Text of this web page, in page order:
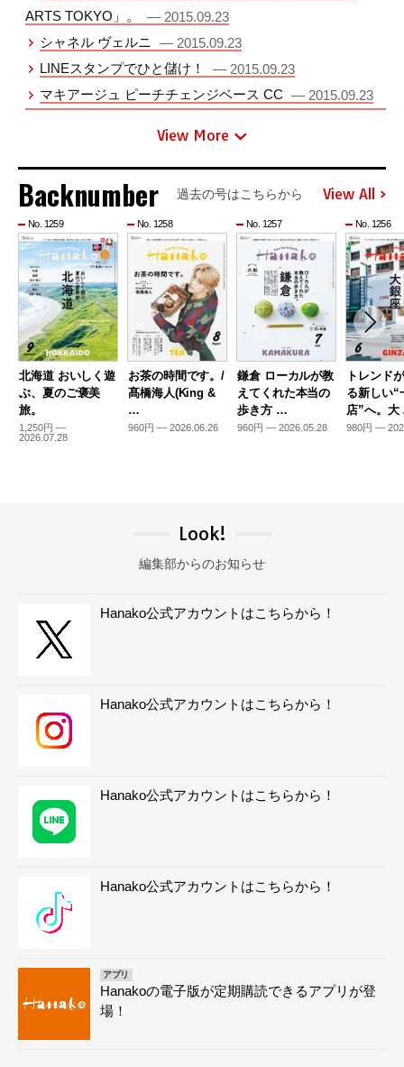
ARTS TOKYO」。
— 2015.09.23
シャネル ヴェルニ — 2015.09.23
LINEスタンプでひと儲け！
— 2015.09.23
マキアージュ ピーチチェンジベース CC — 2015.09.23
View More
Backnumber 過去の号はこちらから View All
No. 1259
北海道 おいしく遊
ぶ、夏のご褒美
旅。
1,250円 —
2026.07.28
No. 1258
お茶の時間です。/
髙橋海人(King &
…
960円 — 2026.06.26
No. 1257
鎌倉 ローカルが教
えてくれた本当の
歩き方 …
960円 — 2026.05.28
No. 1256
トレンド
る新しい“
店”へ。
980円 —
Look!
編集部からのお知らせ
Hanako公式アカウントはこちらから！
Hanako公式アカウントはこちらから！
Hanako公式アカウントはこちらから！
Hanako公式アカウントはこちらから！
アプリ
Hanakoの電子版が定期購読できるアプリが登
場！